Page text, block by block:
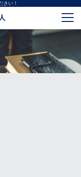
さい！